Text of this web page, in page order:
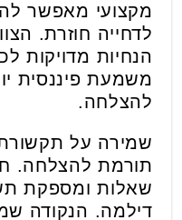
מקצועי מאפשר
לדחייה חוזרת.
הנחיות מדויקות
משמעת פיננסית
להצלחה.
שמירה על
תורמת להצלחה.
שאלות ומספקת
דילמה. הנקודה